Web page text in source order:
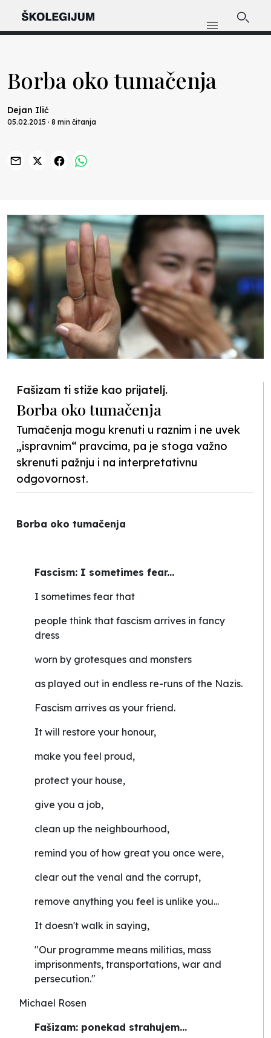
Borba oko tumačenja
Dejan Ilić
05.02.2015 · 8 min čitanja
Fašizam ti stiže kao prijatelj.
Borba oko tumačenja
Tumačenja mogu krenuti u raznim i ne uvek
„ispravnim“ pravcima, pa je stoga važno
skrenuti pažnju i na interpretativnu
odgovornost.
Borba oko tumačenja
Fascism: I sometimes fear...
I sometimes fear that
people think that fascism arrives in fancy
dress
worn by grotesques and monsters
as played out in endless re-runs of the Nazis.
Fascism arrives as your friend.
It will restore your honour,
make you feel proud,
protect your house,
give you a job,
clean up the neighbourhood,
remind you of how great you once were,
clear out the venal and the corrupt,
remove anything you feel is unlike you...
It doesn't walk in saying,
"Our programme means militias, mass
imprisonments, transportations, war and
persecution."
Michael Rosen
Fašizam: ponekad strahujem...